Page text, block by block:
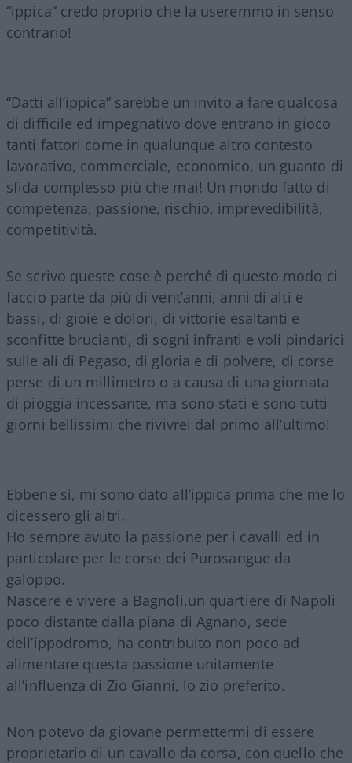
“ippica” credo proprio che la useremmo in senso
contrario!
“Datti all’ippica” sarebbe un invito a fare qualcosa
di difficile ed impegnativo dove entrano in gioco
tanti fattori come in qualunque altro contesto
lavorativo, commerciale, economico, un guanto di
sfida complesso più che mai! Un mondo fatto di
competenza, passione, rischio, imprevedibilità,
competitività.
Se scrivo queste cose è perché di questo modo ci
faccio parte da più di vent’anni, anni di alti e
bassi, di gioie e dolori, di vittorie esaltanti e
sconfitte brucianti, di sogni infranti e voli pindarici
sulle ali di Pegaso, di gloria e di polvere, di corse
perse di un millimetro o a causa di una giornata
di pioggia incessante, ma sono stati e sono tutti
giorni bellissimi che rivivrei dal primo all’ultimo!
Ebbene sì, mi sono dato all’ippica prima che me lo
dicessero gli altri.
Ho sempre avuto la passione per i cavalli ed in
particolare per le corse dei Purosangue da
galoppo.
Nascere e vivere a Bagnoli,un quartiere di Napoli
poco distante dalla piana di Agnano, sede
dell’ippodromo, ha contribuito non poco ad
alimentare questa passione unitamente
all’influenza di Zio Gianni, lo zio preferito.
Non potevo da giovane permettermi di essere
proprietario di un cavallo da corsa, con quello che